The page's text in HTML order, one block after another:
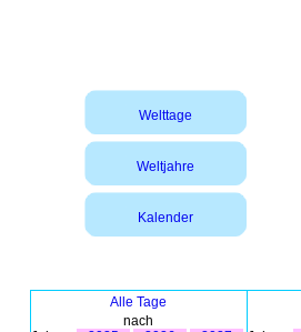
Welttage
Weltjahre
Kalender
Alle Tage
nach